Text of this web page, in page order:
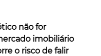
não for
imobiliário
o risco de falir